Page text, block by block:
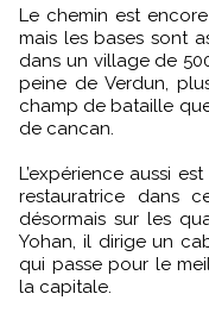
Le chemin est encore long à parcourir pour L’Angemont,
mais les bases sont
dans un village de
peine de Verdun,
champ de bataille
de cancan.
L’expérience aussi
restauratrice dans
désormais sur les
Yohan, il dirige un
qui passe pour le
la capitale.